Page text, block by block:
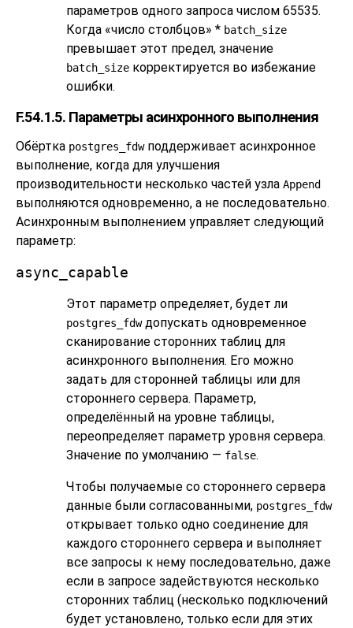
параметров одного запроса числом 65535.
Когда «число столбцов» * batch_size
превышает этот предел, значение
batch_size корректируется во избежание
ошибки.
F.54.1.5. Параметры асинхронного выполнения
Обёртка postgres_fdwподдерживает асинхронное
выполнение, когда для улучшения
производительности несколько частей узла Append
выполняются одновременно, а не последовательно.
Асинхронным выполнением управляет следующий
параметр:
async_capable
Этот параметр определяет, будет ли
postgres_fdwдопускать одновременное
сканирование сторонних таблиц для
асинхронного выполнения. Его можно
задать для сторонней таблицы или для
стороннего сервера. Параметр,
определённый на уровне таблицы,
переопределяет параметр уровня сервера.
Значение по умолчанию — false.
Чтобы получаемые со стороннего сервера
данные были согласованными, postgres_fdw
открывает только одно соединение для
каждого стороннего сервера и выполняет
все запросы к нему последовательно, даже
если в запросе задействуются несколько
сторонних таблиц (несколько подключений
будет установлено, только если для этих